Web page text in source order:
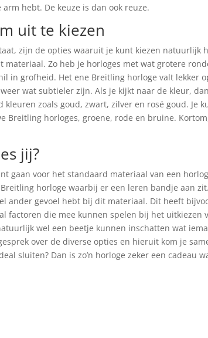
hebt. De keuze is dan ook reuze.
uit te kiezen
zijn de opties waaruit je kunt kiezen natuurlijk
Zo heb je horloges met wat grotere
in grofheid. Het ene Breitling horloge valt lekker
wat subtieler zijn. Als je kijkt naar de kleur,
zoals goud, zwart, zilver en rosé goud. Je
Breitling horloges, groene, rode en bruine.
jij?
gaan voor het standaard materiaal van een
horloge waarbij er een leren bandje aan
ander gevoel hebt bij dit materiaal. Dit heeft
factoren die mee kunnen spelen bij het uitkiezen
wel een beetje kunnen inschatten wat
over de diverse opties en hieruit kom je
sluiten? Dan is zo’n horloge zeker een cadeau